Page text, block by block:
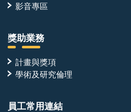
影音專區
獎助業務
計畫與獎項
學術及研究倫理
員工常用連結